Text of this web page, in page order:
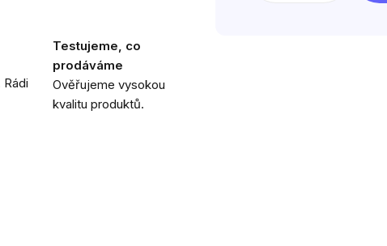
Testujeme, co
prodáváme
Ověřujeme vysokou
kvalitu produktů.